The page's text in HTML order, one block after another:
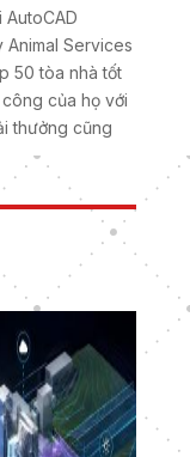
Animal Services
50 tòa nhà tốt
của họ với
thưởng cũng